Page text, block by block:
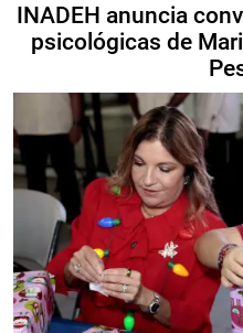
INADEH anuncia
psicológicas de